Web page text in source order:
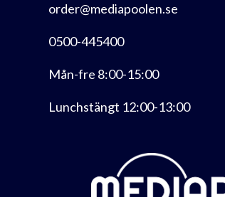
order@mediapoolen.se
0500-445400
Mån-fre 8:00-15:00
Lunchstängt 12:00-13:00